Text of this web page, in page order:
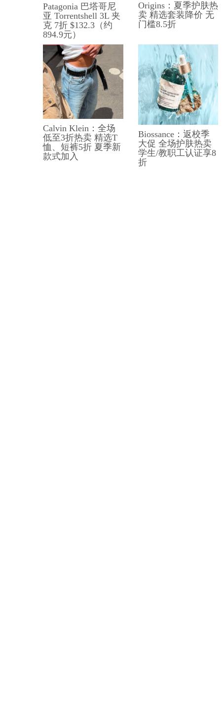
Patagonia 巴塔哥尼
亚 Torrentshell 3L 夹
克 7折 $132.3（约
894.9元）
Origins：夏季护肤热
卖 精选套装降价 无
门槛8.5折
Calvin Klein：全场
低至3折热卖 精选T
恤、短裤5折 夏季新
款式加入
Biossance：返校季
大促 全场护肤热卖
学生/教职工认证享8
折